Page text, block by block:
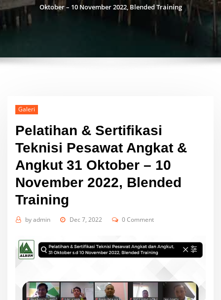
Oktober – 10 November 2022, Blended Training
Galeri
Pelatihan & Sertifikasi
Teknisi Pesawat Angkat &
Angkut 31 Oktober – 10
November 2022, Blended
Training
byadmin Dec 7, 2022 0 Comment